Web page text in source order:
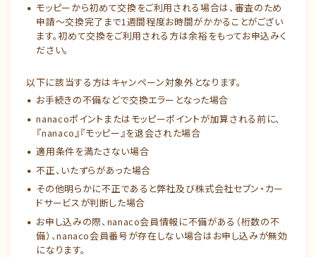
モッピーから初めて交換をご利用される場合は、審査のため
申請～交換完了まで1週間程度お時間がかかることがござい
ます。初めて交換をご利用される方は余裕をもってお申込みく
ださい。
以下に該当する方はキャンペーン対象外となります。
お手続きの不備などで交換エラーとなった場合
nanacoポイントまたはモッピーポイントが加算される前に、
『nanaco』『モッピー』を退会された場合
適用条件を満たさない場合
不正、いたずらがあった場合
その他明らかに不正であると弊社及び株式会社セブン・カー
ドサービスが判断した場合
お申し込みの際、nanaco会員情報に不備がある（桁数の不
備）、nanaco会員番号が存在しない場合はお申し込みが無効
になります。